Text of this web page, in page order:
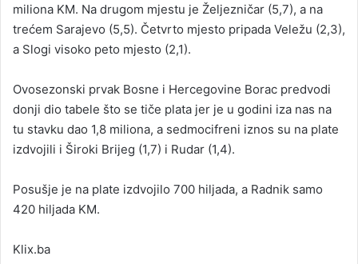
miliona KM. Na drugom mjestu je Željezničar (5,7), a na
trećem Sarajevo (5,5). Četvrto mjesto pripada Veležu (2,3),
a Slogi visoko peto mjesto (2,1).
Ovosezonski prvak Bosne i Hercegovine Borac predvodi
donji dio tabele što se tiče plata jer je u godini iza nas na
tu stavku dao 1,8 miliona, a sedmocifreni iznos su na plate
izdvojili i Široki Brijeg (1,7) i Rudar (1,4).
Posušje je na plate izdvojilo 700 hiljada, a Radnik samo
420 hiljada KM.
Klix.ba